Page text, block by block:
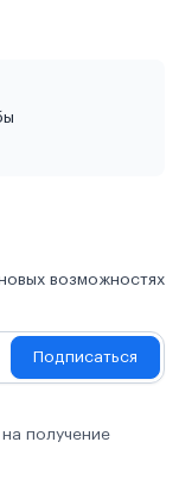
возможностях
Подписаться
получение